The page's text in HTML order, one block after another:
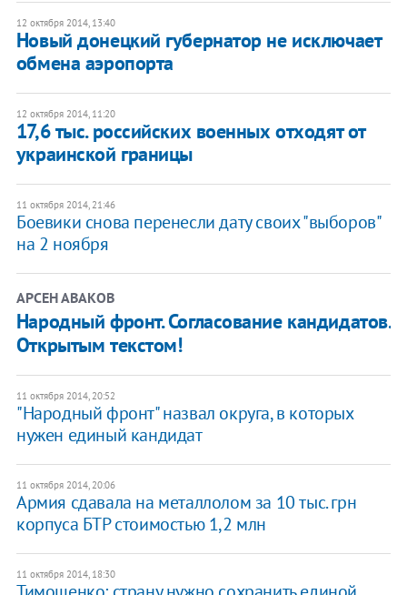
12 октября 2014, 13:40
Новый донецкий губернатор не исключает
обмена аэропорта
12 октября 2014, 11:20
17,6 тыс. российских военных отходят от
украинской границы
11 октября 2014, 21:46
Боевики снова перенесли дату своих "выборов"
на 2 ноября
АРСЕН АВАКОВ
Народный фронт. Согласование кандидатов.
Открытым текстом!
11 октября 2014, 20:52
"Народный фронт" назвал округа, в которых
нужен единый кандидат
11 октября 2014, 20:06
Армия сдавала на металлолом за 10 тыс. грн
корпуса БТР стоимостью 1,2 млн
11 октября 2014, 18:30